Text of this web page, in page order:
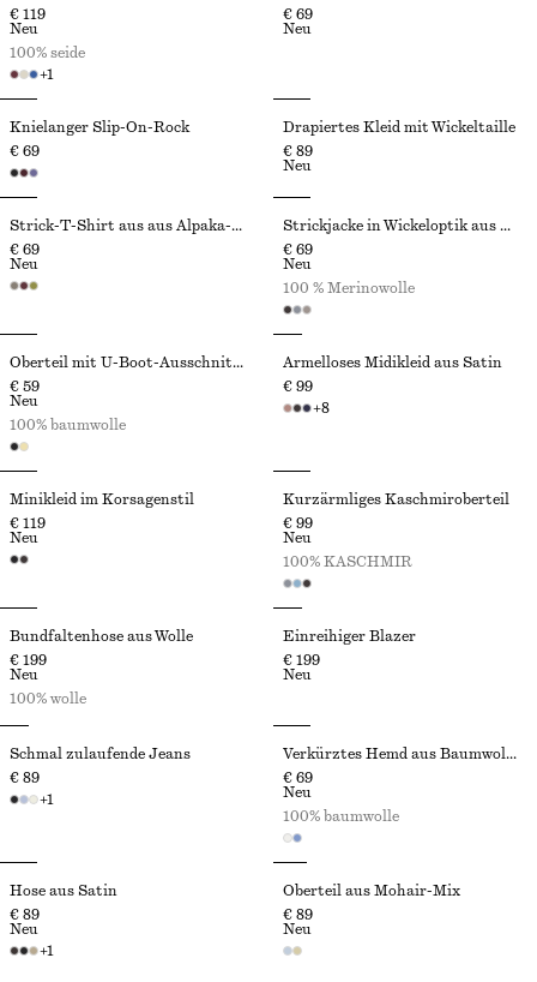
€ 119
+1
Neu
100% seide
€ 69
Neu
Knielanger Slip-On-Rock
€ 69
Drapiertes Kleid mit Wickeltaille
€ 89
Neu
Strick-T-Shirt aus aus Alpaka-Mix
€ 69
Neu
Strickjacke in Wickeloptik aus Merinowolle
€ 69
Neu
100 % Merinowolle
Oberteil mit U-Boot-Ausschnitt und gerollter Kante
€ 59
Neu
100% baumwolle
Ärmelloses Midikleid aus Satin
€ 99
+8
Minikleid im Korsagenstil
€ 119
Neu
Kurzärmliges Kaschmiroberteil
€ 99
Neu
100% KASCHMIR
Bundfaltenhose aus Wolle
€ 199
Neu
100% wolle
Einreihiger Blazer
€ 199
Neu
Schmal zulaufende Jeans
€ 89
+1
Verkürztes Hemd aus Baumwolltwill
€ 69
Neu
100% baumwolle
Hose aus Satin
€ 89
+1
Neu
Oberteil aus Mohair-Mix
€ 89
Neu